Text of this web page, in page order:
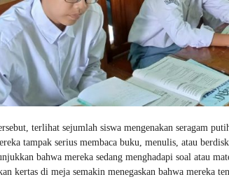
terlihat sejumlah siswa mengenakan seragam
tampak serius membaca buku, menulis, atau
bahwa mereka sedang menghadapi soal atau
kertas di meja semakin menegaskan bahwa mereka